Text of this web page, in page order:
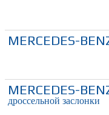
MERCEDES-
MERCEDES-
дроссельной заслонки